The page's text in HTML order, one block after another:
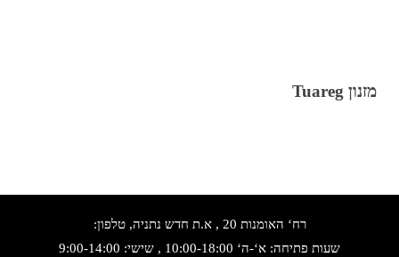
מזנון Tuareg
רח‘ האומנות 20 , א.ת חדש נתניה, טלפון:
שעות פתיחה: א‘-ה‘ 10:00-18:00 , שישי: 9:00-14:00